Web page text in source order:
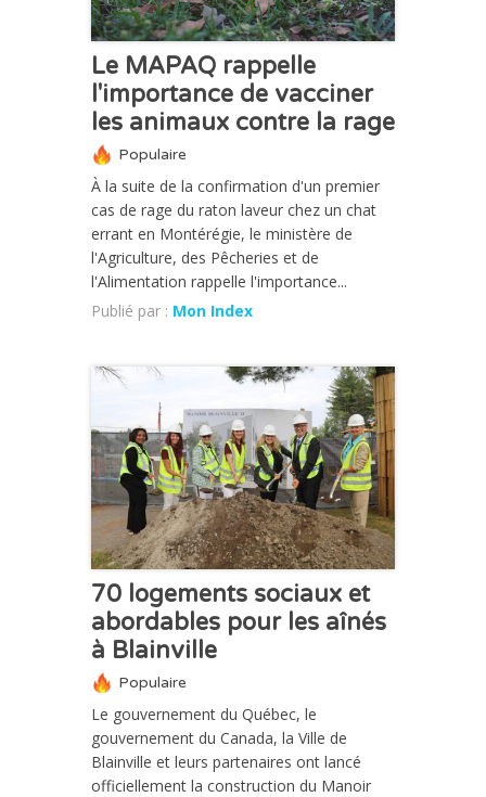
Le MAPAQ rappelle
l'importance de vacciner
les animaux contre la rage
Populaire
À la suite de la confirmation d'un premier
cas de rage du raton laveur chez un chat
errant en Montérégie, le ministère de
l'Agriculture, des Pêcheries et de
l'Alimentation rappelle l'importance...
Publié par : Mon Index
ACTUALITÉ
70 logements sociaux et
abordables pour les aînés
à Blainville
Populaire
Le gouvernement du Québec, le
gouvernement du Canada, la Ville de
Blainville et leurs partenaires ont lancé
officiellement la construction du Manoir